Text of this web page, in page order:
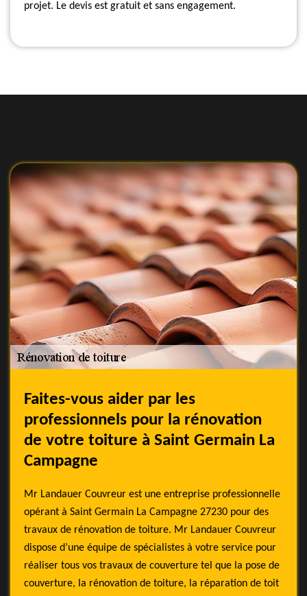
projet. Le devis est gratuit et sans engagement.
Faites-vous aider par les
professionnels pour la rénovation
de votre toiture à Saint Germain La
Campagne
Mr Landauer Couvreur est une entreprise professionnelle
opérant à Saint Germain La Campagne 27230 pour des
travaux de rénovation de toiture. Mr Landauer Couvreur
dispose d’une équipe de spécialistes à votre service pour
réaliser tous vos travaux de couverture tel que la pose de
couverture, la rénovation de toiture, la réparation de toit